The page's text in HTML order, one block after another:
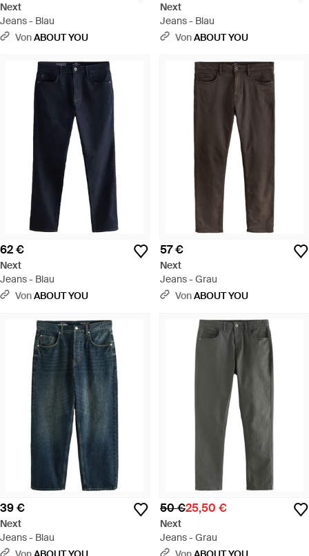
Next
Jeans - Blau
VonABOUT YOU
Next
Jeans - Blau
VonABOUT YOU
62 €
Next
Jeans - Blau
VonABOUT YOU
57 €
Next
Jeans - Grau
VonABOUT YOU
39 €
Next
Jeans - Blau
50 €25,50 €
Next
Jeans - Grau